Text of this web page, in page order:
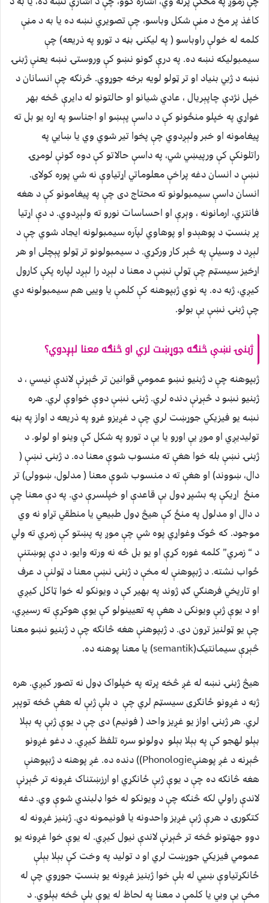
کاغذ پر مخ د مڼې شکل وباسو، چې تصویري نښه ده یا به د مڼې
کلمه له خولې راوباسو ( په لیکنۍ بڼه د تورو په ذریعه) چې
سیمبولیکه نښه ده. په درې ګونو نښو کې وروستۍ نښه یعنې ژبنۍ
نښه د ژبي بنیاد او تر ټولو لویه برخه جوړوي. څرنګه چې انسانان د
خپل نژدې چاپېریال ، عادي شیانو او حالتونو له دایرې څخه بهر
غواړي په خپلو منځونو کې د داسې پېښو او اجناسو په اړه یو بل ته
پیغامونه او خبر ولېږدوي چې پخوا تیر شوي وي یا ښایي په
راتلونکې کې ورپیښي شي، په داسې حالاتو کې دوه ګونې لومړۍ
نښې د انسان دغه پراخې معلوماتي اړتیاوې نه شي پوره کولای.
انسان داسې سیمبولونو ته محتاج دی چې په پیغامونو کې د هغه
فانتزي، ارمانونه ، وېرې او احساسات نورو ته ولېږدوي. د دې اړتیا
پر بنسټ د پوهېدو او پوهاوي لپآره سیمبولونه ایجاد شوي چې د
لېږد د وسیلې په څېر کار ورکړي. د سیمبولونو تر ټولو پېچلی او هر
اړخیز سیسټم چې ټولې نښې د معنا د لېږد را لېږد لپاره پکې کارول
کیږي، ژبه ده. په نوي ژبپوهنه کې کلمې یا وییی هم سیمبولونه دي
چې ژبنۍ نښې یې بولو.
ژبنۍ نښې څنګه جوړښت لري او څنګه معنا لېږدوي؟
ژبپوهنه چې د ژبنیو نښو عمومي قوانین تر څېړنې لاندې نیسي ، د
ژبنیو نښو د څېړنې دنده لري. ژبنۍ نښې دوې خواوې لري. هره
نښه یو فیزیکي جوړښت لري چې د غږیزو غړو په ذریعه د اواز په بڼه
تولیدیږي او موږ یې اورو یا یې د تورو په شکل کې وینو او لولو. د
ژبنۍ نښې بله خوا هغې ته منسوب شوې معنا ده. د ژبنۍ نښې (
دال، ښووند) او هغې ته د منسوب شوې معنا ( مدلول، ښوولی) تر
منځ اړیکې په بشپړ ډول بې قاعدې او خپلسرې دي. په دې معنا چې
د دال او مدلول په منځ کې هیڅ ډول طبیعي یا منطقي تړاو نه وي
موجود. که څوک وغواړي پوه شي چې موږ په پښتو کې زمري ته ولي
د “ زمري” کلمه غوره کړې او یو بل څه نه ورته وایو، د دې پوښتنې
ځواب نشته. د ژبپوهنې له مخې د ژبنۍ نښې معنا د ټولنې د عرف
او تاریخي فرهنګي ګډ ژوند په بهیر کې د ویونکو له خوا ټاکل کیږي
او د یوې ژبې ویونکی د هغې په تعیینولو کې یوې هوکړې ته رسیږي،
چې یو ټولنیز تړون دی. د ژبپوهنې هغه څانګه چې د ژبنیو نښو معنا
څېړې سیمانتیک(semantik) یا معنا پوهنه ده.
هیڅ ژبنۍ نښه له غږ څخه پرته په خپلواک ډول نه تصور کیږي. هره
ژبه د غږونو ځانګړی سیسټم لري چې د بلې ژبې له هغې څخه توپېر
لري. هر ژبنۍ اواز یو غږیز واحد ( فونیم) دی چې د یوې ژبې په بېلا
بېلو لهجو کې په بېلا بېلو ډولونو سره تلفظ کیږي. د دغو غږونو
څېړنه د غږ پوهنېPhonologie)) دنده ده. غږ پوهنه د ژبپوهنې
هغه څانګه ده چې د یوې ژبې ځانګړي او ارزښتناک غږونه تر څېړنې
لاندې راولي لکه څنګه چې د ویونکو له خوا ډلبندي شوې وي. دغه
کتګورۍ د هرې ژبې غږیز واحدونه یا فونیمونه دي. ژبنیز غږونه له
دوو جهتونو څخه تر څېړنې لاندې نیول کیږي. له یوې خوا غږونه یو
عمومي فیزیکي جوړښت لري او د تولید په وخت کې بېلا بېلې
ځانګړتیاوې ښیي له بلې خوا ژبنیز غږونه یو بنسټ جوړوي چې له
مخې یې ویي یا کلمې د معنا په لحاظ له یوې بلې څخه بېلوي. د